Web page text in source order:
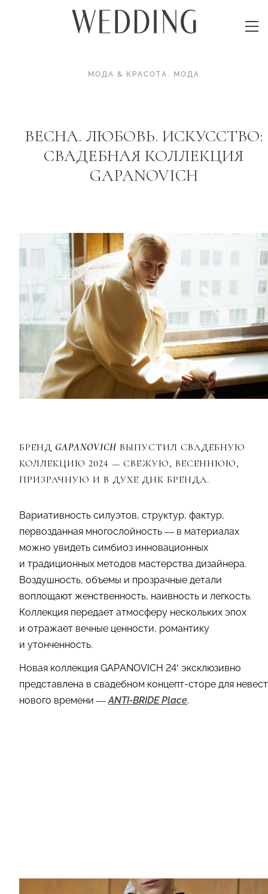
МОДА & КРАСОТА. МОДА
ВЕСНА. ЛЮБОВЬ. ИСКУССТВО:
СВАДЕБНАЯ КОЛЛЕКЦИЯ
GAPANOVICH
БРЕНД GAPANOVICH ВЫПУСТИЛ СВАДЕБНУЮ
КОЛЛЕКЦИЮ 2024 — СВЕЖУЮ, ВЕСЕННЮЮ,
ПРИЗРАЧНУЮ И В ДУХЕ ДНК БРЕНДА.
Вариативность силуэтов, структур, фактур,
первозданная многослойность — в материалах
можно увидеть симбиоз инновационных
и традиционных методов мастерства дизайнера.
Воздушность, объемы и прозрачные детали
воплощают женственность, наивность и легкость.
Коллекция передает атмосферу нескольких эпох
и отражает вечные ценности, романтику
и утонченность.
Новая коллекция GAPANOVICH 24′ эксклюзивно
представлена в свадебном концепт-сторе для невест
нового времени —ANTI-BRIDE Place.